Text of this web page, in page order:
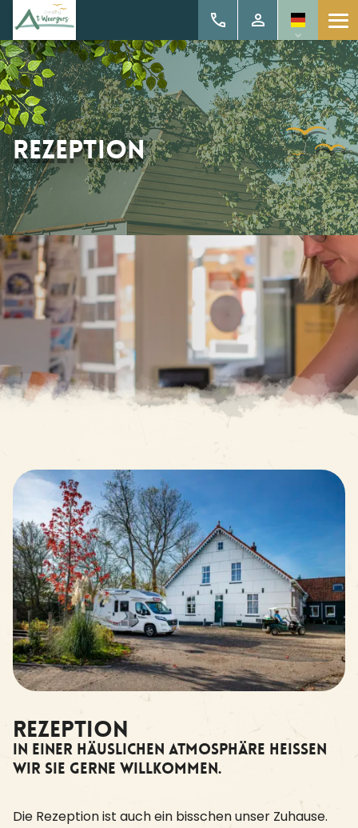
Rezeption
Rezeption
In einer häuslichen Atmosphäre heissen
wir Sie gerne willkommen.
Die Rezeption ist auch ein bisschen unser Zuhause.